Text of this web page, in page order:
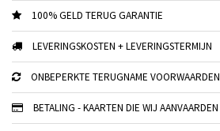
100% GELD TERUG GARANTIE
LEVERINGSKOSTEN + LEVERINGSTERMIJN
ONBEPERKTE TERUGNAME VOORWAARDEN
BETALING - KAARTEN DIE WIJ AANVAARDEN